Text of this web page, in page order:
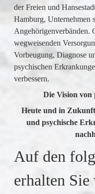
der Freien und
Hamburg, Unternehmen
Angehörigenverbänden.
wegweisenden
Vorbeugung, Diagnose
psychischen
verbessern.
Die Vision
Heute und in
und psychische
Auf den
erhalten